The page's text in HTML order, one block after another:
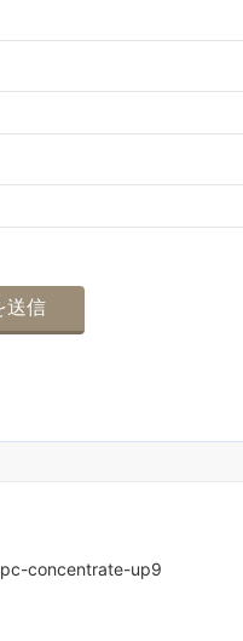
pc-concentrate-up9